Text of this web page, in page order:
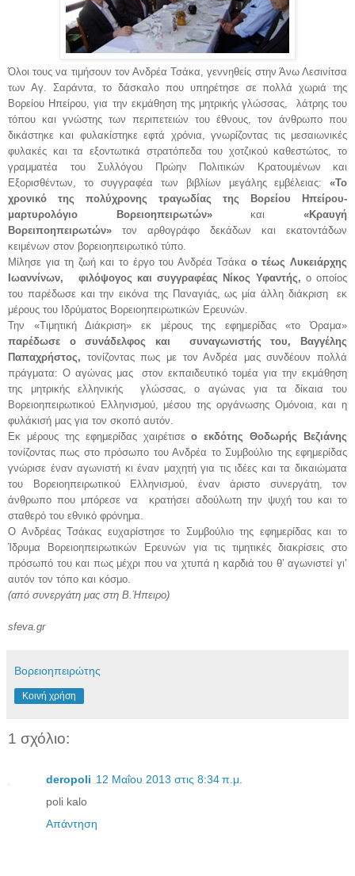
Όλοι τους να τιμήσουν τον Ανδρέα Τσάκα, γεννηθείς στην Άνω Λεσινίτσα
των Αγ. Σαράντα, το δάσκαλο που υπηρέτησε σε πολλά χωριά της
Βορείου Ηπείρου, για την εκμάθηση της μητρικής γλώσσας, λάτρης του
τόπου και γνώστης των περιπετειών του έθνους, τον άνθρωπο που
δικάστηκε και φυλακίστηκε εφτά χρόνια, γνωρίζοντας τις μεσαιωνικές
φυλακές και τα εξοντωτικά στρατόπεδα του χοτζικού καθεστώτος, το
γραμματέα του Συλλόγου Πρώην Πολιτικών Κρατουμένων και
Εξορισθέντων, το συγγραφέα των βιβλίων μεγάλης εμβέλειας: «Το
χρονικό της πολύχρονης τραγωδίας της Βορείου Ηπείρου-
μαρτυρολόγιο Βορειοηπειρωτών» και«Κραυγή
Βορειποηπειρωτών» τον αρθογράφο δεκάδων και εκατοντάδων
κειμένων στον βορειοηπειρωτικό τύπο.
Μίλησε για τη ζωή και το έργο του Ανδρέα Τσάκα ο τέως Λυκειάρχης
Ιωαννίνων, φιλόψογος και συγγραφέας Νίκος Υφαντής, ο οποίος
του παρέδωσε και την εικόνα της Παναγιάς, ως μία άλλη διάκριση εκ
μέρους του Ιδρύματος Βορειοηπειρωτικών Ερευνών.
Την «Τιμητική Διάκριση» εκ μέρους της εφημερίδας «το Όραμα»
παρέδωσε ο συνάδελφος και συναγωνιστής του, Βαγγέλης
Παπαχρήστος, τονίζοντας πως με τον Ανδρέα μας συνδέουν πολλά
πράγματα: Ο αγώνας μας στον εκπαιδευτικό τομέα για την εκμάθηση
της μητρικής ελληνικής γλώσσας, ο αγώνας για τα δίκαια του
Βορειοηπειρωτικού Ελληνισμού, μέσου της οργάνωσης Ομόνοια, και η
φυλάκισή μας για τον σκοπό αυτόν.
Εκ μέρους της εφημερίδας χαιρέτισεο εκδότης Θοδωρής Βεζιάνης
τονίζοντας πως στο πρόσωπο του Ανδρέα το Συμβούλιο της εφημερίδας
γνώρισε έναν αγωνιστή κι έναν μαχητή για τις ιδέες και τα δικαιώματα
του Βορειοηπειρωτικού Ελληνισμού, έναν άριστο συνεργάτη, τον
άνθρωπο που μπόρεσε να κρατήσει αδούλωτη την ψυχή του και το
σταθερό του εθνικό φρόνημα.
Ο Ανδρέας Τσάκας ευχαρίστησε το Συμβούλιο της εφημερίδας και το
Ίδρυμα Βορειοηπειρωτικών Ερευνών για τις τιμητικές διακρίσεις στο
πρόσωπό του και πως μέχρι που να χτυπά η καρδιά του θ’ αγωνιστεί γι’
αυτόν τον τόπο και κόσμο.
(από συνεργάτη μας στη Β.Ήπειρο)
sfeva.gr
Βορειοηπειρώτης
Κοινή χρήση
1 σχόλιο:
deropoli 12 Μαΐου 2013 στις 8:34 π.μ.
poli kalo
Απάντηση